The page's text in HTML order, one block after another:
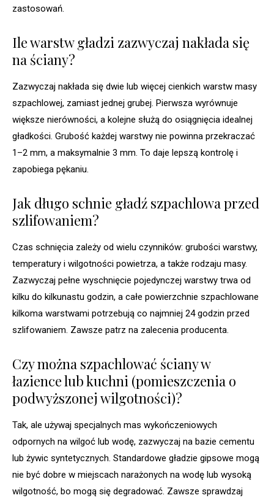
zastosowań.
Ile warstw gładzi zazwyczaj nakłada się
na ściany?
Zazwyczaj nakłada się dwie lub więcej cienkich warstw masy
szpachlowej, zamiast jednej grubej. Pierwsza wyrównuje
większe nierówności, a kolejne służą do osiągnięcia idealnej
gładkości. Grubość każdej warstwy nie powinna przekraczać
1–2 mm, a maksymalnie 3 mm. To daje lepszą kontrolę i
zapobiega pękaniu.
Jak długo schnie gładź szpachlowa przed
szlifowaniem?
Czas schnięcia zależy od wielu czynników: grubości warstwy,
temperatury i wilgotności powietrza, a także rodzaju masy.
Zazwyczaj pełne wyschnięcie pojedynczej warstwy trwa od
kilku do kilkunastu godzin, a całe powierzchnie szpachlowane
kilkoma warstwami potrzebują co najmniej 24 godzin przed
szlifowaniem. Zawsze patrz na zalecenia producenta.
Czy można szpachlować ściany w
łazience lub kuchni (pomieszczenia o
podwyższonej wilgotności)?
Tak, ale używaj specjalnych mas wykończeniowych
odpornych na wilgoć lub wodę, zazwyczaj na bazie cementu
lub żywic syntetycznych. Standardowe gładzie gipsowe mogą
nie być dobre w miejscach narażonych na wodę lub wysoką
wilgotność, bo mogą się degradować. Zawsze sprawdzaj